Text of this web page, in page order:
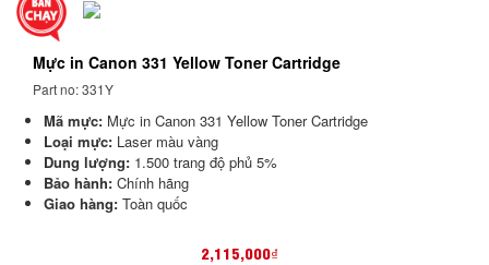
Mực in Canon 331 Yellow Toner Cartridge
Part no: 331Y
Mã mực: Mực in Canon 331 Yellow Toner Cartridge
Loại mực: Laser màu vàng
Dung lượng: 1.500 trang độ phủ 5%
Bảo hành: Chính hãng
Giao hàng: Toàn quốc
2,115,000₫